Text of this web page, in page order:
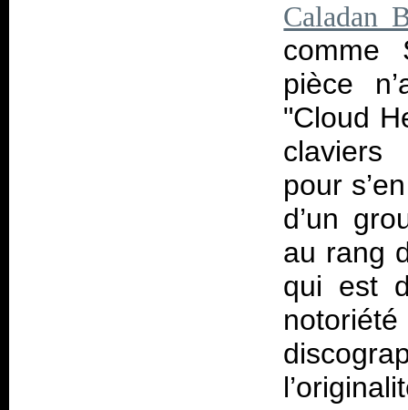
Caladan
comme
pièce
"Cloud
claviers
pour
d’un
au rang
qui est